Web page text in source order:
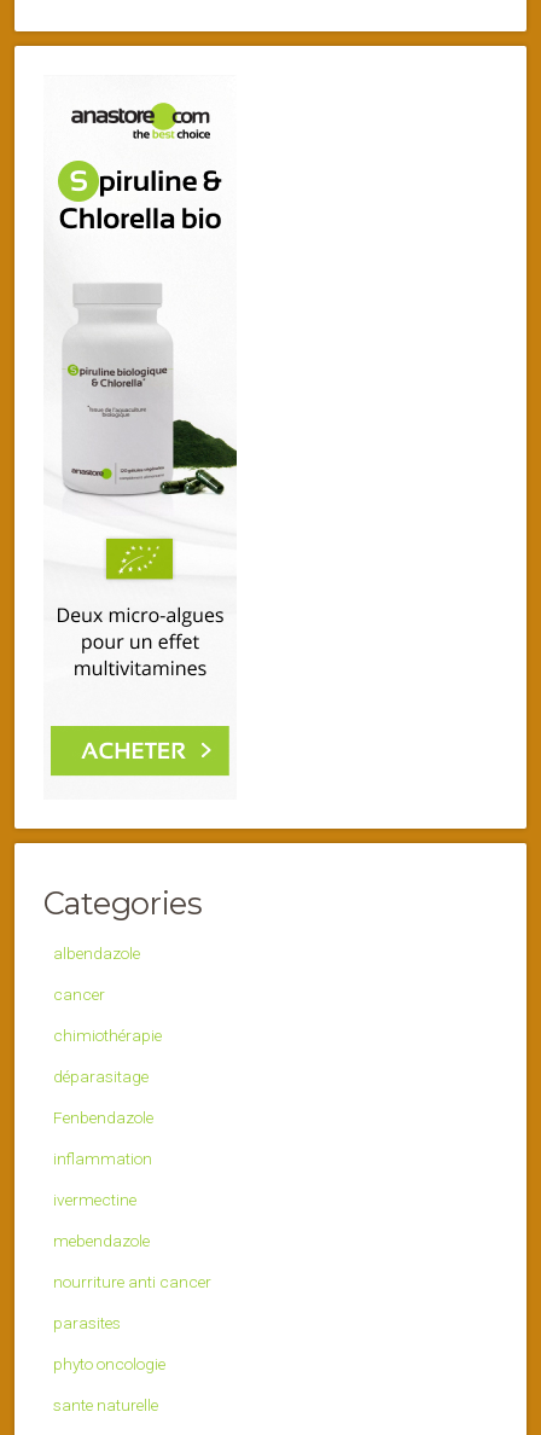
Categories
albendazole
cancer
chimiothérapie
déparasitage
Fenbendazole
inflammation
ivermectine
mebendazole
nourriture anti cancer
parasites
phyto oncologie
sante naturelle